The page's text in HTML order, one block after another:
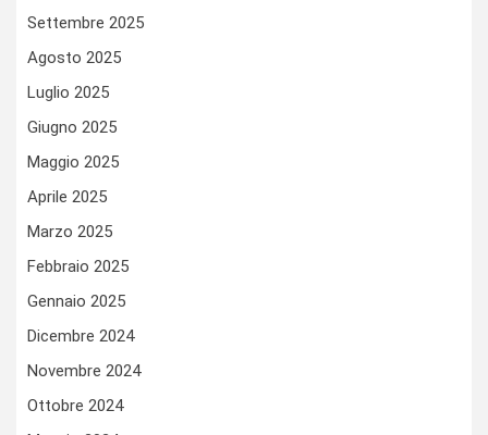
Settembre 2025
Agosto 2025
Luglio 2025
Giugno 2025
Maggio 2025
Aprile 2025
Marzo 2025
Febbraio 2025
Gennaio 2025
Dicembre 2024
Novembre 2024
Ottobre 2024